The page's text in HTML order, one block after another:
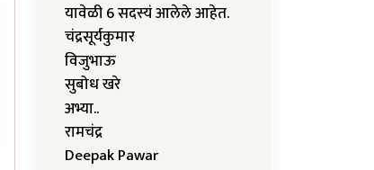
यावेळी 6 सदस्यं आलेले आहेत.
चंद्रसूर्यकुमार
विजुभाऊ
सुबोध खरे
अभ्या..
रामचंद्र
Deepak Pawar